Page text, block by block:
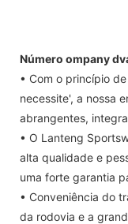
Número ompany
• Com o princípio
necessite', a nossa
abrangentes,
• O Lanteng
alta qualidade e
uma forte garantia
• Conveniência do
da rodovia e a